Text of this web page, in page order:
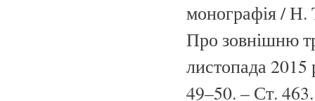
монографія /
Про зовнішню
листопада
49–50. – Ст. 463.